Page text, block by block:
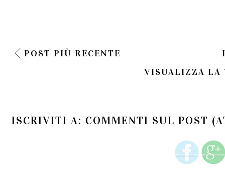
POST PIÙ RECENTE
VISUALIZZA LA
ISCRIVITI A: COMMENTI SUL POST